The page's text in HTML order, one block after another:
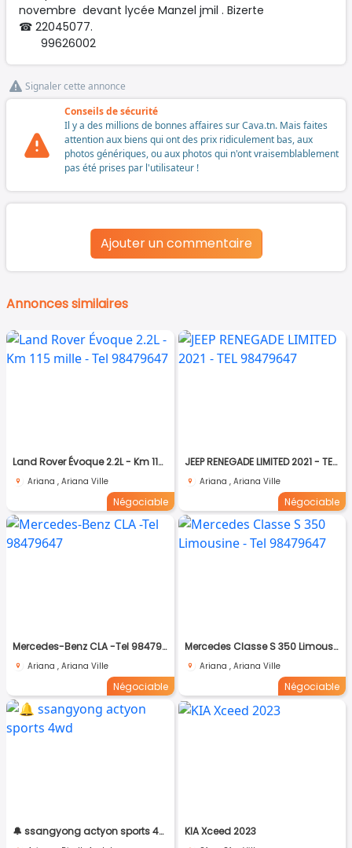
novembre devant lycée Manzel jmil . Bizerte
☎ 22045077.
99626002
Signaler cette annonce
Conseils de sécurité
Il y a des millions de bonnes affaires sur Cava.tn. Mais faites
attention aux biens qui ont des prix ridiculement bas, aux
photos génériques, ou aux photos qui n'ont vraisemblablement
pas été prises par l'utilisateur !
Ajouter un commentaire
Annonces similaires
Land Rover Évoque 2.2L - Km 115 mille - Tel 98479647
Ariana , Ariana Ville
Négociable
JEEP RENEGADE LIMITED 2021 - TEL 98479647
Ariana , Ariana Ville
Négociable
Mercedes-Benz CLA -Tel 98479647
Ariana , Ariana Ville
Négociable
Mercedes Classe S 350 Limousine - Tel 98479647
Ariana , Ariana Ville
Négociable
🔔 ssangyong actyon sports 4wd KIA Xceed 2023